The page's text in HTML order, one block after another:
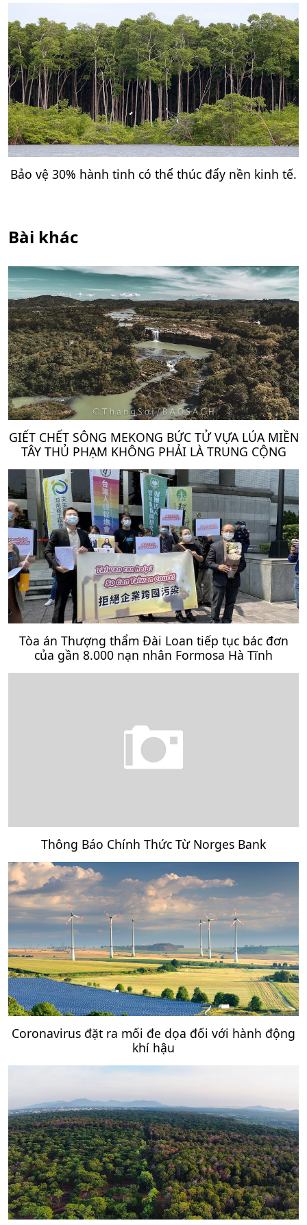
Bảo vệ 30% hành tinh có thể thúc đẩy nền kinh tế.
Bài khác
GIẾT CHẾT SÔNG MEKONG BỨC TỬ VỰA LÚA MIỀN
TÂY THỦ PHẠM KHÔNG PHẢI LÀ TRUNG CỘNG
Tòa án Thượng thẩm Đài Loan tiếp tục bác đơn
của gần 8.000 nạn nhân Formosa Hà Tĩnh
Thông Báo Chính Thức Từ Norges Bank
Coronavirus đặt ra mối đe dọa đối với hành động
khí hậu